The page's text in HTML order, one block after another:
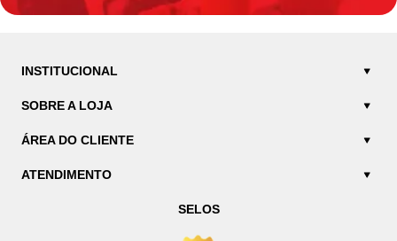
INSTITUCIONAL
SOBRE A LOJA
ÁREA DO CLIENTE
ATENDIMENTO
SELOS